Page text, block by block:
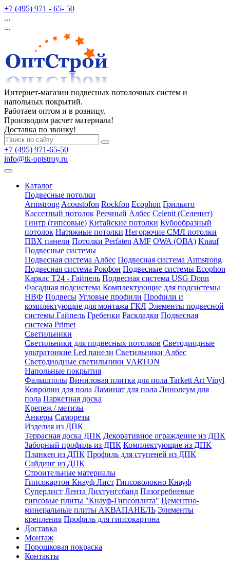
+7 (495) 971 - 65- 50
...
...
Интернет-магазин подвесных потолочных систем и
напольных покрытий.
Работаем оптом и в розницу.
Производим расчет материала!
Доставка по звонку!
+7 (495) 971-65-50
info@tk-optstroy.ru
Каталог
Подвесные потолки
Armstrong Acoustofon Rockfon Ecophon Грильято
Кассетный потолок Реечный Албес Celenit (Селенит)
Гинтр (гипсовые) Китайские потолки Кубообразный
потолок Натяжные потолки Негорючие СМЛ потолки
ПВХ панели Потолки Perfaten AMF OWA (ОВА) Knauf
Подвесные системы
Подвесная система Албес Подвесная система Armstrong
Подвесная система Рокфон Подвесные системы Ecophon
Каркас Т24 - Гайпель Подвесная система USG Donn
Фасадная подсистема Комплектующие для подсистемы
НВФ Подвесы Угловые профили Профили и
комплектующие для монтажа ГКЛ Элементы подвесной
системы Гайпель Гребенки Раскладки Подвесная
система Primet
Светильники
Светильники для подвесных потолков Светодиодные
ультратонкие Led панели Светильники Албес
Светодиодные светильники VARTON
Напольные покрытия
Фальшполы Виниловая плитка для пола Tarkett Art Vinyl
Ковролин для пола Ламинат для пола Линолеум для
пола Паркетная доска
Крепеж / метизы
Анкеры Саморезы
Изделия из ДПК
Террасная доска ДПК Декоративное ограждение из ДПК
Заборный профиль из ДПК Комплектующие из ДПК
Планкен из ДПК Профиль для ступеней из ДПК
Сайдинг из ДПК
Строительные материалы
Гипсокартон Кнауф Лист Гипсоволокно Кнауф
Суперлист Лента Дихтунгсбанд Пазогребневые
гипсовые плиты "Кнауф-Гипсоплита" Цементно-
минеральные плиты АКВАПАНЕЛЬ Элементы
крепления Профиль для гипсокартона
Доставка
Монтаж
Порошковая покраска
Контакты